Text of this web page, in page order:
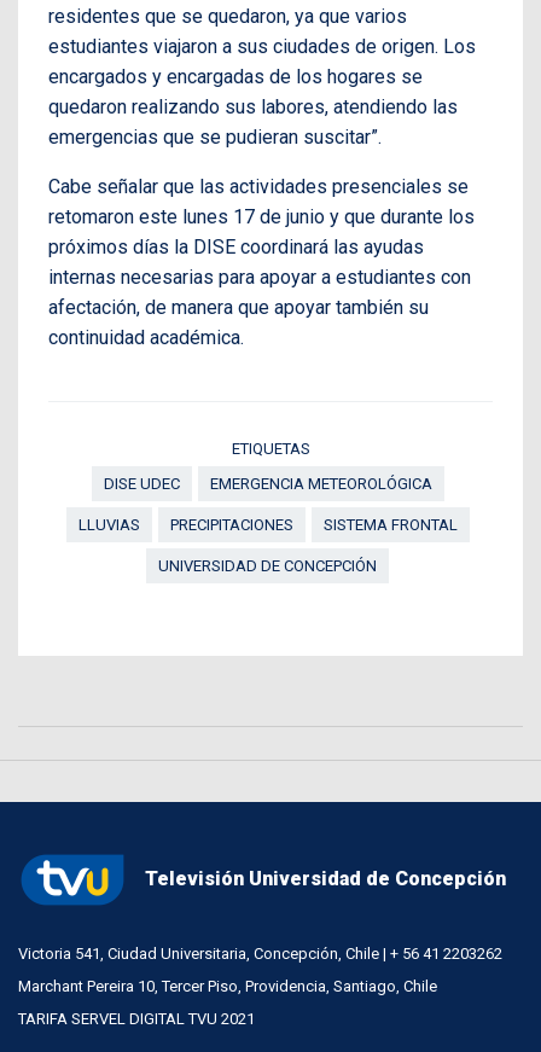
residentes que se quedaron, ya que varios
estudiantes viajaron a sus ciudades de origen. Los
encargados y encargadas de los hogares se
quedaron realizando sus labores, atendiendo las
emergencias que se pudieran suscitar”.
Cabe señalar que las actividades presenciales se
retomaron este lunes 17 de junio y que durante los
próximos días la DISE coordinará las ayudas
internas necesarias para apoyar a estudiantes con
afectación, de manera que apoyar también su
continuidad académica.
ETIQUETAS
DISE UDEC
EMERGENCIA METEOROLÓGICA
LLUVIAS PRECIPITACIONES SISTEMA FRONTAL
UNIVERSIDAD DE CONCEPCIÓN
Televisión Universidad de Concepción
Victoria 541, Ciudad Universitaria, Concepción, Chile | + 56 41 2203262
Marchant Pereira 10, Tercer Piso, Providencia, Santiago, Chile
TARIFA SERVEL DIGITAL TVU 2021